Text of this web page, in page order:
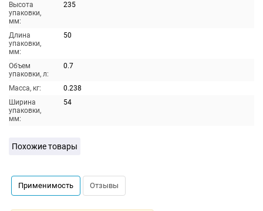
Высота
упаковки,
мм:
235
Длина
упаковки,
мм:
50
Объем
упаковки, л:
0.7
Масса, кг:
0.238
Ширина
упаковки,
мм:
54
Похожие товары
Применимость Отзывы